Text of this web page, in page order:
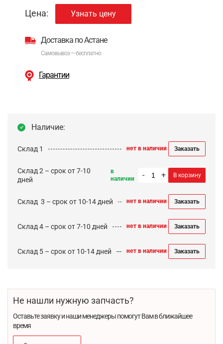
Цена: Узнать цену
Доставка по Астане
Самовывоз — бесплатно
Гарантии
Наличие:
Склад 1 нет в наличии Заказать
Склад 2 – срок от 7-10
дней
в
наличии
- + В корзину
Cклад 3 – срок от 10-14 дней нет в наличии Заказать
Склад 4 – срок от 7-10 дней нет в наличии Заказать
Склад 5 – срок от 10-14 дней нет в наличии Заказать
Не нашли нужную запчасть?
Оставьте заявку и наши менеджеры помогут Вам в ближайшее
время